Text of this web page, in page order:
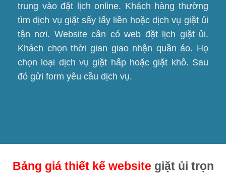
trung vào đặt lịch online. Khách hàng thường
tìm dịch vụ giặt sấy lấy liền hoặc dịch vụ giặt ủi
tận nơi. Website cần có web đặt lịch giặt ủi.
Khách chọn thời gian giao nhận quần áo. Họ
chọn loại dịch vụ giặt hấp hoặc giặt khô. Sau
đó gửi form yêu cầu dịch vụ.
Bảng giá thiết kế website giặt ủi trọn